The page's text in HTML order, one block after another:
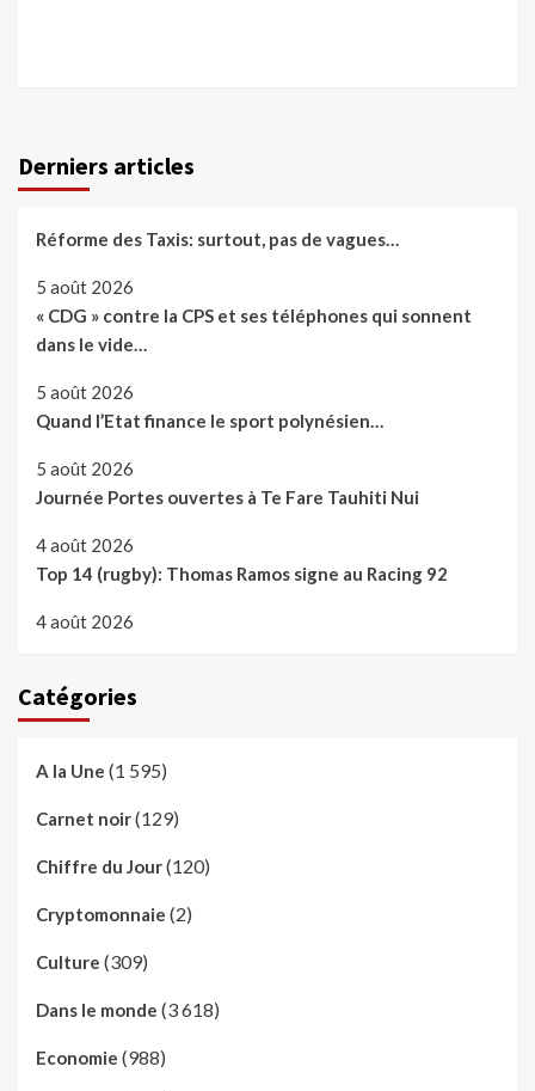
Derniers articles
Réforme des Taxis: surtout, pas de vagues…
5 août 2026
« CDG » contre la CPS et ses téléphones qui sonnent
dans le vide…
5 août 2026
Quand l’Etat finance le sport polynésien…
5 août 2026
Journée Portes ouvertes à Te Fare Tauhiti Nui
4 août 2026
Top 14 (rugby): Thomas Ramos signe au Racing 92
4 août 2026
Catégories
A la Une (1 595)
Carnet noir(129)
Chiffre du Jour(120)
Cryptomonnaie (2)
Culture (309)
Dans le monde (3 618)
Economie (988)